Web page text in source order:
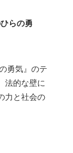
らの勇
勇気』のテ
法的な壁に
力と社会の